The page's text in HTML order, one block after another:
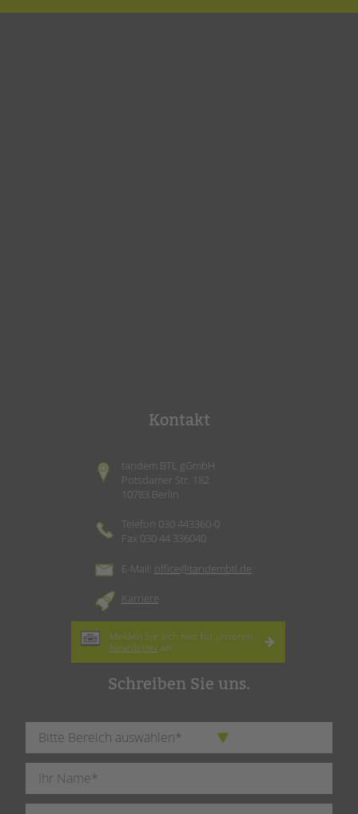
Kontakt
tandem BTL gGmbH
Potsdamer Str. 182
10783 Berlin
Telefon 030 443360-0
Fax 030 44 336040
E-Mail: office@tandembtl.de
Karriere
Melden Sie sich hier für unseren
Newsletter an.
Schreiben Sie uns.